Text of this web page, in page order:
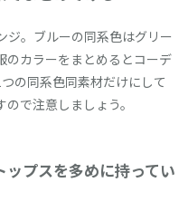
ジ。ブルーの同系色はグリー
のカラーをまとめるとコーデ
の同系色同素材だけにして
で注意しましょう。
プスを多めに持ってい